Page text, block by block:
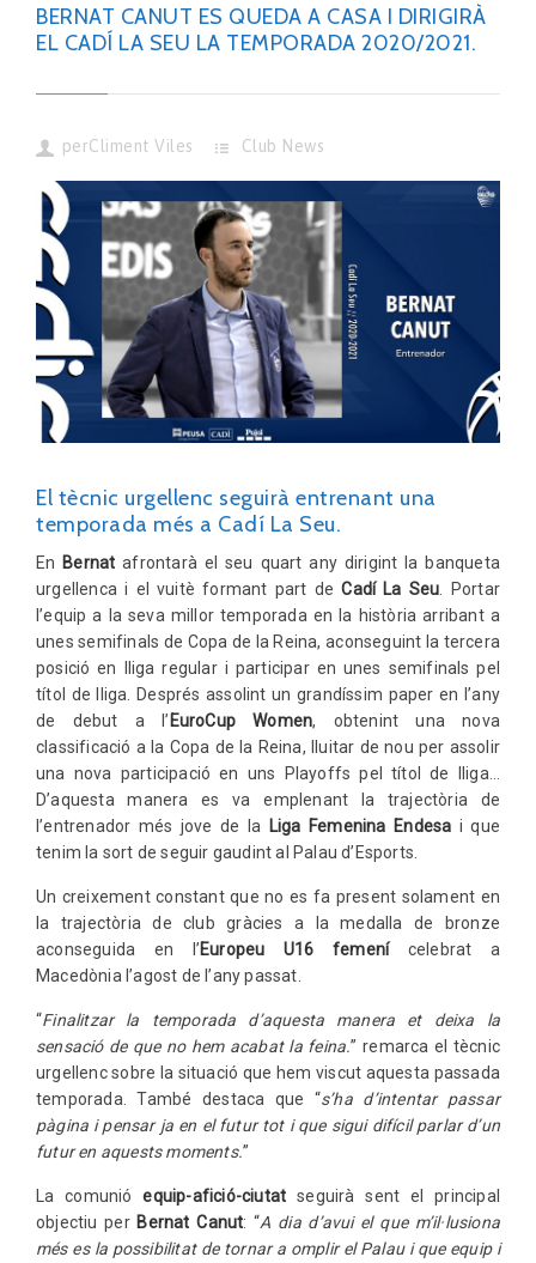
BERNAT CANUT ES QUEDA A CASA I DIRIGIRÀ
EL CADÍ LA SEU LA TEMPORADA 2020/2021.
perCliment Viles Club News
El tècnic urgellenc seguirà entrenant una
temporada més a Cadí La Seu.
En Bernat afrontarà el seu quart any dirigint la banqueta
urgellenca i el vuitè formant part deCadí La Seu . Portar
l’equip a la seva millor temporada en la història arribant a
unes semifinals de Copa de la Reina, aconseguint la tercera
posició en lliga regular i participar en unes semifinals pel
títol de lliga. Després assolint un grandíssim paper en l’any
de debut a l’ EuroCup Women, obtenint una nova
classificació a la Copa de la Reina, lluitar de nou per assolir
una nova participació en uns Playoffs pel títol de lliga…
D’aquesta manera es va emplenant la trajectòria de
l’entrenador més jove de la
Liga Femenina Endesa i que
tenim la sort de seguir gaudint al Palau d’Esports.
Un creixement constant que no es fa present solament en
la trajectòria de club gràcies a la medalla de bronze
aconseguida en l’Europeu U16 femenícelebrat a
Macedònia l’agost de l’any passat.
“Finalitzar la temporada d’aquesta manera et deixa la
sensació de que no hem acabat la feina.” remarca el tècnic
urgellenc sobre la situació que hem viscut aquesta passada
temporada. També destaca que “s’ha d’intentar passar
pàgina i pensar ja en el futur tot i que sigui difícil parlar d’un
futur en aquests moments.”
La comunióequip-afició-ciutat seguirà sent el principal
objectiu per Bernat Canut: “A dia d’avui el que m’il·lusiona
més es la possibilitat de tornar a omplir el Palau i que equip i